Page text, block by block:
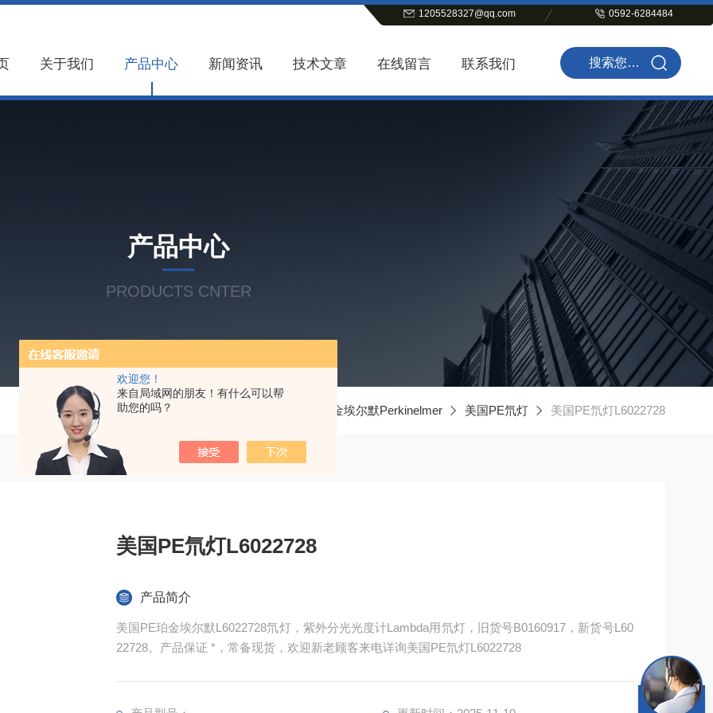
欢迎您！
来自局域网的朋友！有什么可以帮
助您的吗？
1205528327@qq.com 0592-6284484
关于我们 产品中心 新闻资讯 技术文章 在线留言 联系我们
产品中心
PRODUCTS CNTER
当前位置： 珀金埃尔默Perkinelmer 美国PE氘灯 美国PE氘灯L6022728
美国PE氘灯L6022728
产品简介
美国PE珀金埃尔默L6022728氘灯，紫外分光光度计Lambda用氘灯，旧货号B0160917，新货号L60
22728。产品保证 *，常备现货，欢迎新老顾客来电详询美国PE氘灯L6022728